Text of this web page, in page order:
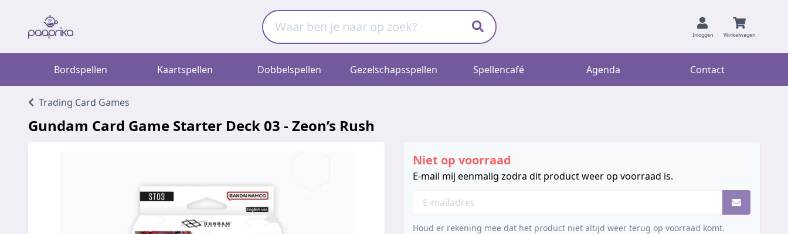
Inloggen Winkelwagen
Bordspellen Kaartspellen Dobbelspellen Gezelschapsspellen Spellencafé Agenda Contact
Trading Card Games
Gundam Card Game Starter Deck 03 - Zeon’s Rush
Niet op voorraad
E-mail mij eenmalig zodra dit product weer op voorraad is.
Houd er rekening mee dat het product niet altijd weer terug op voorraad komt.